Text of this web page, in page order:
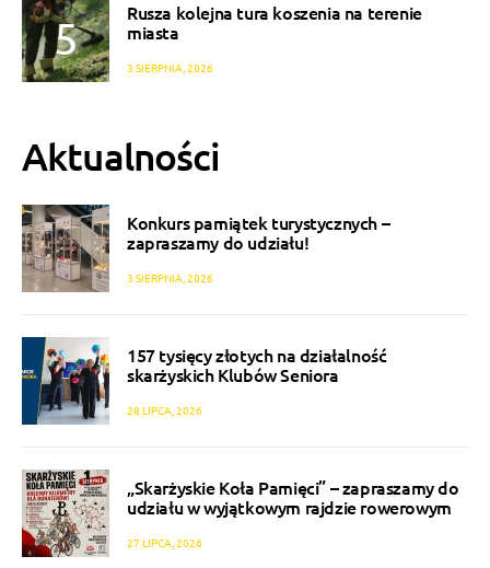
Rusza kolejna tura koszenia na terenie
miasta
3 SIERPNIA, 2026
Aktualności
Konkurs pamiątek turystycznych –
zapraszamy do udziału!
3 SIERPNIA, 2026
157 tysięcy złotych na działalność
skarżyskich Klubów Seniora
28 LIPCA, 2026
„Skarżyskie Koła Pamięci” – zapraszamy do
udziału w wyjątkowym rajdzie rowerowym
27 LIPCA, 2026